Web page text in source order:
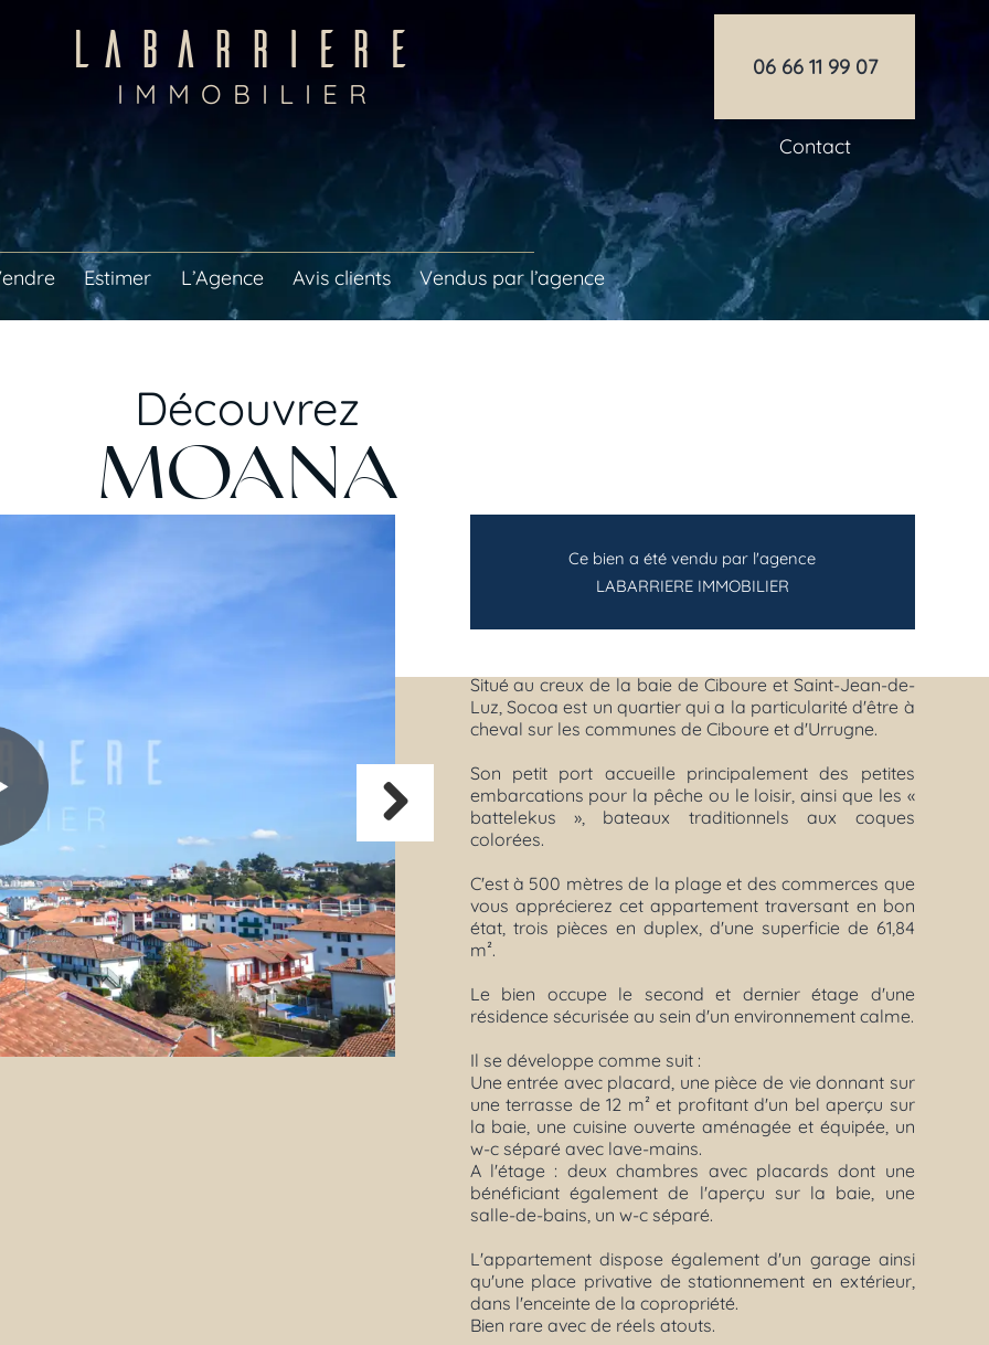
LABARRIERE
IMMOBILIER
Estimer L’Agence Avis clients Vendus par l’agence
06 66 11 99 07
Contact
Découvrez
MOANA
Next
Ce bien a été vendu par l'agence
LABARRIERE IMMOBILIER
Situé au creux de la baie de Ciboure et Saint-Jean-de-
Luz, Socoa est un quartier qui a la particularité d'être à
cheval sur les communes de Ciboure et d'Urrugne.
Son petit port accueille principalement des petites
embarcations pour la pêche ou le loisir, ainsi que les «
battelekus », bateaux traditionnels aux coques
colorées.
C'est à 500 mètres de la plage et des commerces que
vous apprécierez cet appartement traversant en bon
état, trois pièces en duplex, d'une superficie de 61,84
m².
Le bien occupe le second et dernier étage d'une
résidence sécurisée au sein d'un environnement calme.
Il se développe comme suit :
Une entrée avec placard, une pièce de vie donnant sur
une terrasse de 12 m² et profitant d'un bel aperçu sur
la baie, une cuisine ouverte aménagée et équipée, un
w-c séparé avec lave-mains.
A l'étage : deux chambres avec placards dont une
bénéficiant également de l'aperçu sur la baie, une
salle-de-bains, un w-c séparé.
L'appartement dispose également d'un garage ainsi
qu'une place privative de stationnement en extérieur,
dans l'enceinte de la copropriété.
Bien rare avec de réels atouts.